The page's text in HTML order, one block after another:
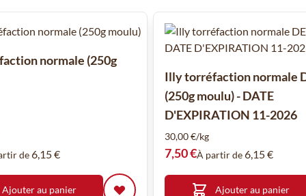
l'aide de la touche de tabulation. Vous pouvez sauter le
normale (250g
de6,15 €
Ajouter au panier
Illy torréfaction normale
(250g moulu) - DATE
D'EXPIRATION 11-2026
30,00 €/kg
7,50 €À partir de6,15 €
Ajouter au panier